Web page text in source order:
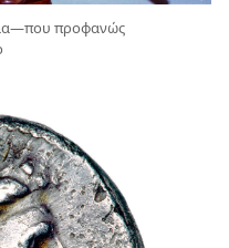
προφανώς